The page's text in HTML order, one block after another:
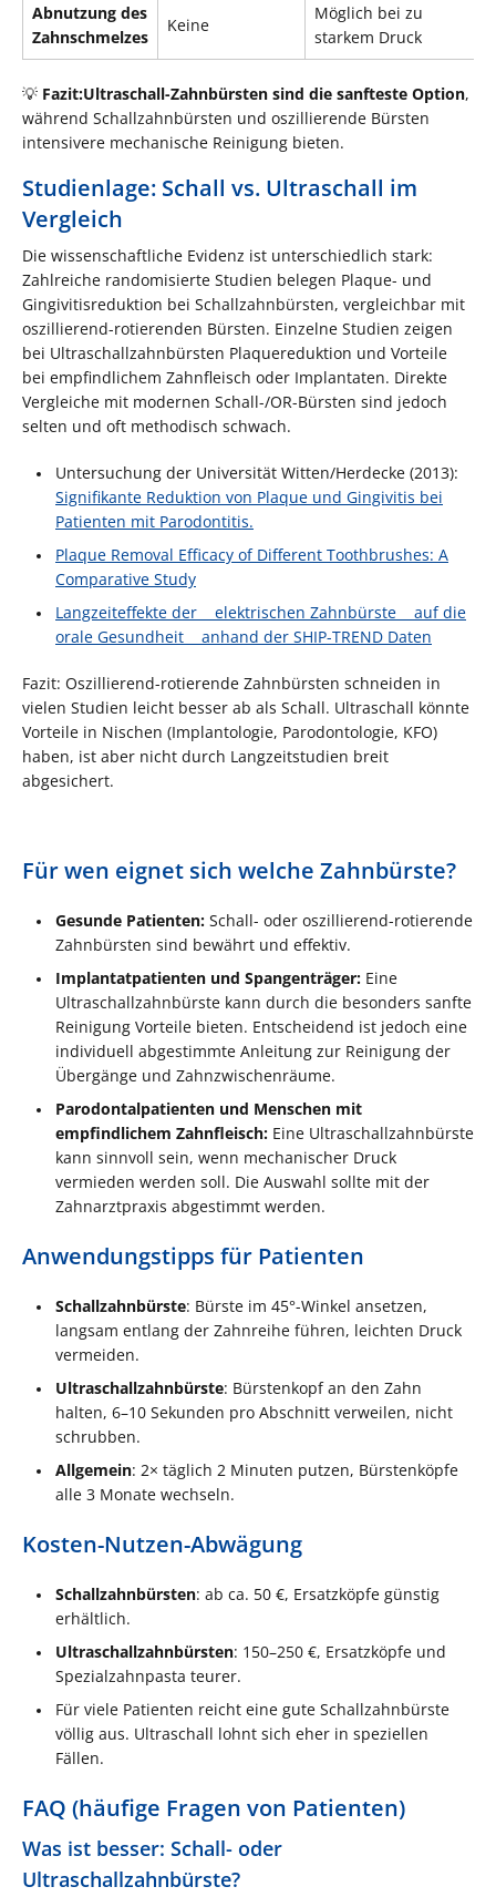
Abnutzung des
Zahnschmelzes
Keine
Möglich bei zu
starkem Druck
💡 Fazit:Ultraschall-Zahnbürsten sind die sanfteste Option,
während Schallzahnbürsten und oszillierende Bürsten
intensivere mechanische Reinigung bieten.
Studienlage: Schall vs. Ultraschall im
Vergleich
Die wissenschaftliche Evidenz ist unterschiedlich stark:
Zahlreiche randomisierte Studien belegen Plaque- und
Gingivitisreduktion bei Schallzahnbürsten, vergleichbar mit
oszillierend-rotierenden Bürsten. Einzelne Studien zeigen
bei Ultraschallzahnbürsten Plaquereduktion und Vorteile
bei empfindlichem Zahnfleisch oder Implantaten. Direkte
Vergleiche mit modernen Schall-/OR-Bürsten sind jedoch
selten und oft methodisch schwach.
Untersuchung der Universität Witten/Herdecke (2013):
Signifikante Reduktion von Plaque und Gingivitis bei
Patienten mit Parodontitis.
Plaque Removal Efficacy of Different Toothbrushes: A
Comparative Study
Langzeiteffekte der elektrischen Zahnbürste auf die
orale Gesundheit anhand der SHIP-TREND Daten
Fazit: Oszillierend-rotierende Zahnbürsten schneiden in
vielen Studien leicht besser ab als Schall. Ultraschall könnte
Vorteile in Nischen (Implantologie, Parodontologie, KFO)
haben, ist aber nicht durch Langzeitstudien breit
abgesichert.
Für wen eignet sich welche Zahnbürste?
Gesunde Patienten: Schall- oder oszillierend-rotierende
Zahnbürsten sind bewährt und effektiv.
Implantatpatienten und Spangenträger: Eine
Ultraschallzahnbürste kann durch die besonders sanfte
Reinigung Vorteile bieten. Entscheidend ist jedoch eine
individuell abgestimmte Anleitung zur Reinigung der
Übergänge und Zahnzwischenräume.
Parodontalpatienten und Menschen mit
empfindlichem Zahnfleisch: Eine Ultraschallzahnbürste
kann sinnvoll sein, wenn mechanischer Druck
vermieden werden soll. Die Auswahl sollte mit der
Zahnarztpraxis abgestimmt werden.
Anwendungstipps für Patienten
Schallzahnbürste: Bürste im 45°-Winkel ansetzen,
langsam entlang der Zahnreihe führen, leichten Druck
vermeiden.
Ultraschallzahnbürste: Bürstenkopf an den Zahn
halten, 6–10 Sekunden pro Abschnitt verweilen, nicht
schrubben.
Allgemein: 2× täglich 2 Minuten putzen, Bürstenköpfe
alle 3 Monate wechseln.
Kosten-Nutzen-Abwägung
Schallzahnbürsten: ab ca. 50 €, Ersatzköpfe günstig
erhältlich.
Ultraschallzahnbürsten: 150–250 €, Ersatzköpfe und
Spezialzahnpasta teurer.
Für viele Patienten reicht eine gute Schallzahnbürste
völlig aus. Ultraschall lohnt sich eher in speziellen
Fällen.
FAQ (häufige Fragen von Patienten)
Was ist besser: Schall- oder
Ultraschallzahnbürste?